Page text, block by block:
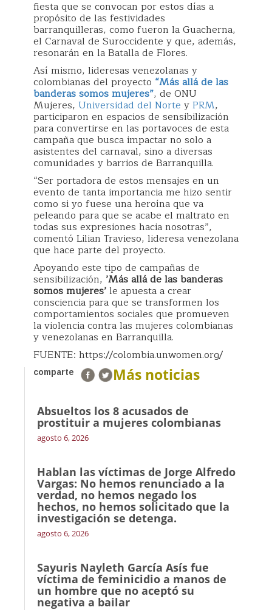
fiesta que se convocan por estos días a
propósito de las festividades
barranquilleras, como fueron la Guacherna,
el Carnaval de Suroccidente y que, además,
resonarán en la Batalla de Flores.
Así mismo, lideresas venezolanas y
colombianas del proyecto “Más allá de las
banderas somos mujeres”, de ONU
Mujeres, Universidad del Norte yPRM,
participaron en espacios de sensibilización
para convertirse en las portavoces de esta
campaña que busca impactar no solo a
asistentes del carnaval, sino a diversas
comunidades y barrios de Barranquilla.
“Ser portadora de estos mensajes en un
evento de tanta importancia me hizo sentir
como si yo fuese una heroína que va
peleando para que se acabe el maltrato en
todas sus expresiones hacia nosotras”,
comentó Lilian Travieso, lideresa venezolana
que hace parte del proyecto.
Apoyando este tipo de campañas de
sensibilización, ’Más allá de las banderas
somos mujeres’le apuesta a crear
consciencia para que se transformen los
comportamientos sociales que promueven
la violencia contra las mujeres colombianas
y venezolanas en Barranquilla.
FUENTE: https://colombia.unwomen.org/
comparte Más noticias
Absueltos los 8 acusados de
prostituir a mujeres colombianas
agosto 6, 2026
Hablan las víctimas de Jorge Alfredo
Vargas: No hemos renunciado a la
verdad, no hemos negado los
hechos, no hemos solicitado que la
investigación se detenga.
agosto 6, 2026
Sayuris Nayleth García Asís fue
víctima de feminicidio a manos de
un hombre que no aceptó su
negativa a bailar